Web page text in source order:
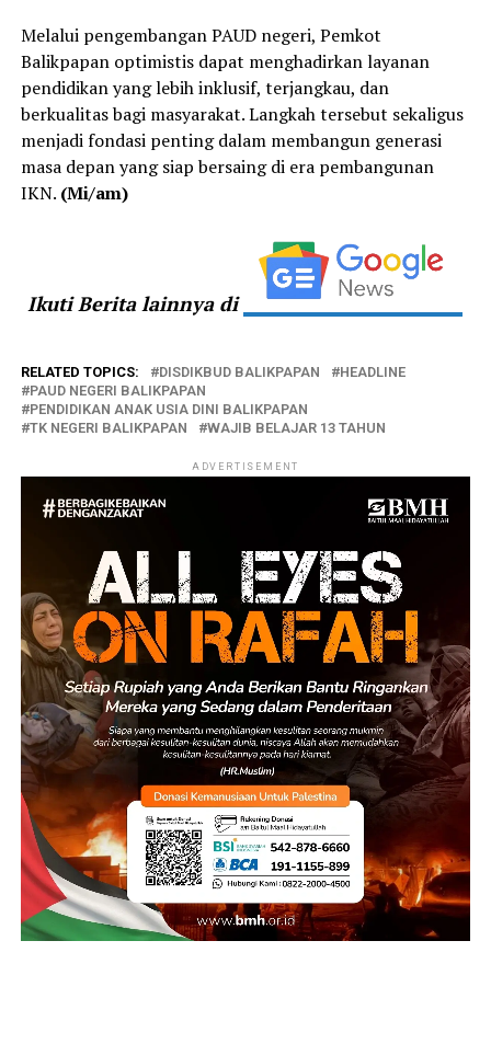
Melalui pengembangan PAUD negeri, Pemkot
Balikpapan optimistis dapat menghadirkan layanan
pendidikan yang lebih inklusif, terjangkau, dan
berkualitas bagi masyarakat. Langkah tersebut sekaligus
menjadi fondasi penting dalam membangun generasi
masa depan yang siap bersaing di era pembangunan
IKN. (Mi/am)
Ikuti Berita lainnya di
RELATED TOPICS: DISDIKBUD BALIKPAPAN
HEADLINE
PAUD NEGERI BALIKPAPAN
PENDIDIKAN ANAK USIA DINI BALIKPAPAN
TK NEGERI BALIKPAPAN
WAJIB BELAJAR 13 TAHUN
ADVERTISEMENT